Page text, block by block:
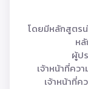
โดยมีหลักสูตรน่
ห
ผู้ป
เจ้าหน้าที่คว
เจ้าหน้าที่ค